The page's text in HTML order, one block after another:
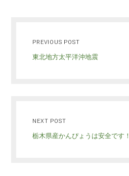
PREVIOUS POST
東北地方太平洋沖地震
NEXT POST
栃木県産かんぴょうは安全です！